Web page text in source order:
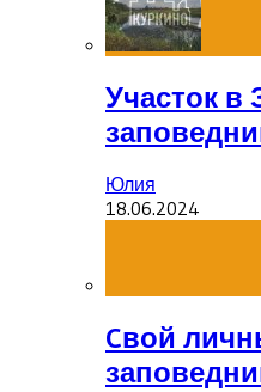
Участок в
Юлия
18.06.2024
Cвой